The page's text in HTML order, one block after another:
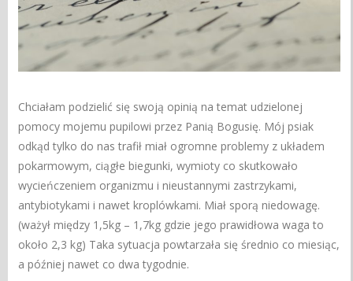
Chciałam podzielić się swoją opinią na temat udzielonej
pomocy mojemu pupilowi przez Panią Bogusię. Mój psiak
odkąd tylko do nas trafił miał ogromne problemy z układem
pokarmowym, ciągłe biegunki, wymioty co skutkowało
wycieńczeniem organizmu i nieustannymi zastrzykami,
antybiotykami i nawet kroplówkami. Miał sporą niedowagę.
(ważył między 1,5kg – 1,7kg gdzie jego prawidłowa waga to
około 2,3 kg) Taka sytuacja powtarzała się średnio co miesiąc,
a później nawet co dwa tygodnie.